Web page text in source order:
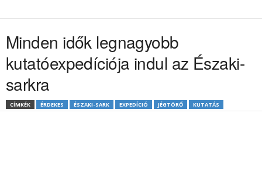
Minden idők legnagyobb
kutatóexpedíciója indul az Északi-
sarkra
CÍMKÉK ÉRDEKES ÉSZAKI-SARK EXPEDÍCIÓ JÉGTÖRŐ KUTATÁS